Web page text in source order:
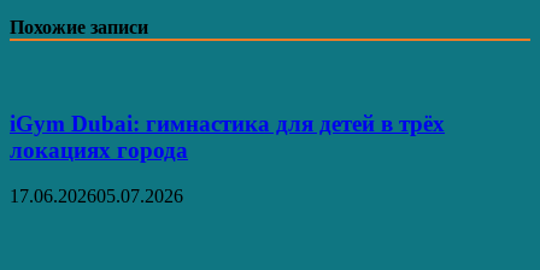
Похожие записи
iGym Dubai: гимнастика для детей в трёх
локациях города
17.06.202605.07.2026